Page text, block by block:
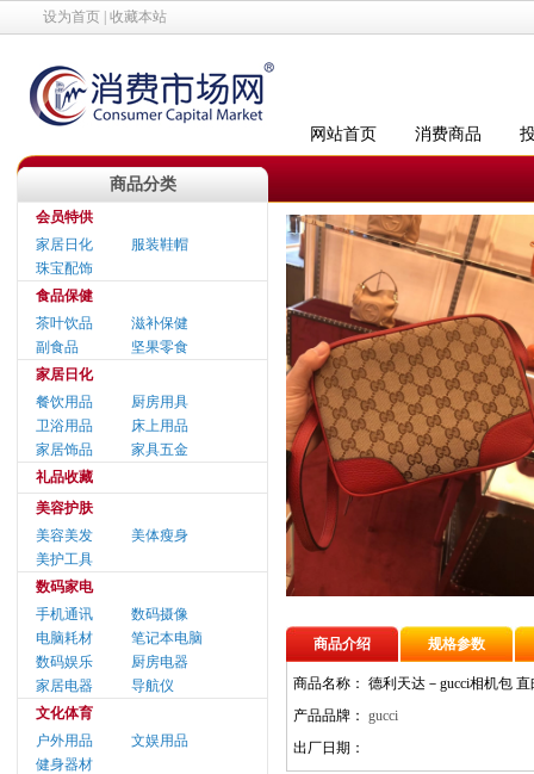
设为首页 收藏本站
网站首页 消费商品
商品分类
会员特供
家居日化
服装鞋帽
珠宝配饰
食品保健
茶叶饮品
滋补保健
副食品
坚果零食
家居日化
餐饮用品
厨房用具
卫浴用品
床上用品
家居饰品
家具五金
礼品收藏
美容护肤
美容美发
美体瘦身
美护工具
数码家电
手机通讯
数码摄像
电脑耗材
笔记本电脑
数码娱乐
厨房电器
家居电器
导航仪
文化体育
户外用品
文娱用品
健身器材
商品介绍 规格参数
商品名称： 德利天达－gucci相机包
产品品牌： gucci
出厂日期：